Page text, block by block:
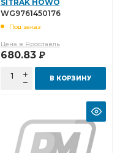
SITRAK HOWO
среднего/заднего
WG9761450176
Под заказ
Цена в Ярославль
680.83 Р
В КОРЗИНУ